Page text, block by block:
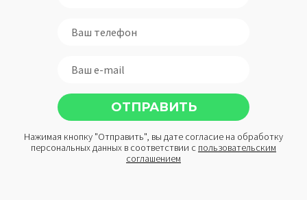
Нажимая кнопку "Отправить", вы дате согласие на обработку
персональных данных в соответствии с пользовательским
соглашением